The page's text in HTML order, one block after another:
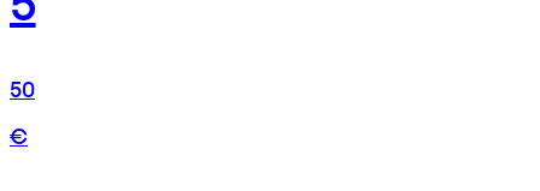
50
€